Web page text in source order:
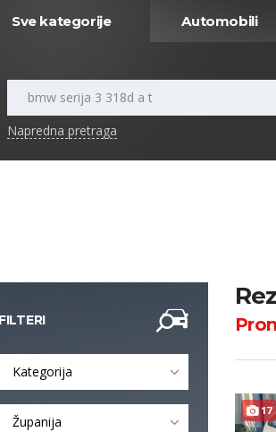
Sve kategorije Automobili
Napredna pretraga
FILTERI
Kategorija
Županija
17